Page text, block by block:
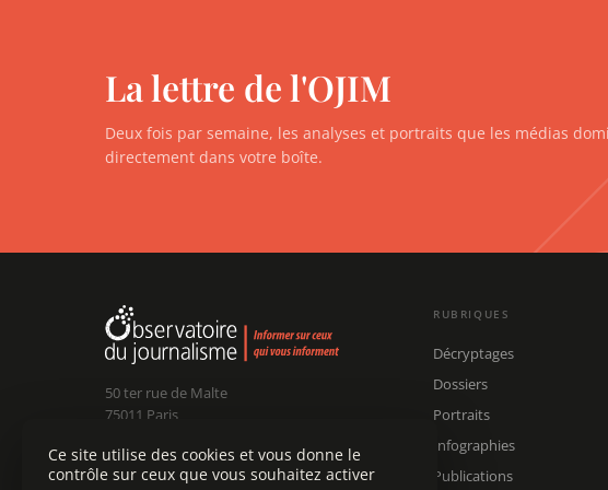
La lettre de l'OJIM
Deux fois par semaine, les analyses et portraits que les médias
directement dans votre boîte.
50 ter rue de Malte
75011 Paris
Président :Claude Chollet
Dir. rédaction :Édouard Chanot
RUBRIQUES
Décryptages
Dossiers
Portraits
Infographies
Publications
Ce site utilise des cookies et vous donne le
contrôle sur ceux que vous souhaitez activer